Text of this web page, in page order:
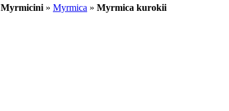
Myrmicini » Myrmica » Myrmica kurokii